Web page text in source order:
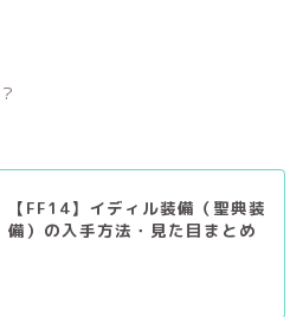
【FF14】イディル装備（聖典装
備）の入手方法・見た目まとめ